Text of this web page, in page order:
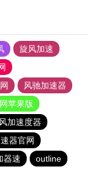
旋风加速
风驰加速器
苹果版
加速度器
器官网
器速 outline